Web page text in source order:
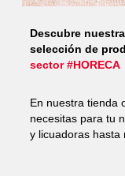
Descubre
selección de
sector #HORECA
En nuestra tienda
necesitas para tu
y licuadoras hasta